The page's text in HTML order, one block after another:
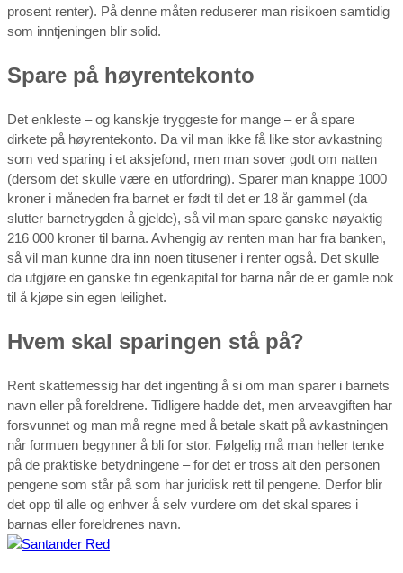
prosent renter). På denne måten reduserer man risikoen samtidig
som inntjeningen blir solid.
Spare på høyrentekonto
Det enkleste – og kanskje tryggeste for mange – er å spare
dirkete på høyrentekonto. Da vil man ikke få like stor avkastning
som ved sparing i et aksjefond, men man sover godt om natten
(dersom det skulle være en utfordring). Sparer man knappe 1000
kroner i måneden fra barnet er født til det er 18 år gammel (da
slutter barnetrygden å gjelde), så vil man spare ganske nøyaktig
216 000 kroner til barna. Avhengig av renten man har fra banken,
så vil man kunne dra inn noen titusener i renter også. Det skulle
da utgjøre en ganske fin egenkapital for barna når de er gamle nok
til å kjøpe sin egen leilighet.
Hvem skal sparingen stå på?
Rent skattemessig har det ingenting å si om man sparer i barnets
navn eller på foreldrene. Tidligere hadde det, men arveavgiften har
forsvunnet og man må regne med å betale skatt på avkastningen
når formuen begynner å bli for stor. Følgelig må man heller tenke
på de praktiske betydningene – for det er tross alt den personen
pengene som står på som har juridisk rett til pengene. Derfor blir
det opp til alle og enhver å selv vurdere om det skal spares i
barnas eller foreldrenes navn.